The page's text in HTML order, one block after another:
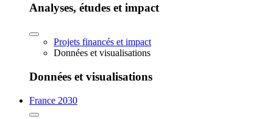
Analyses, études et impact
Projets financés et impact
Données et visualisations
Données et visualisations
France 2030